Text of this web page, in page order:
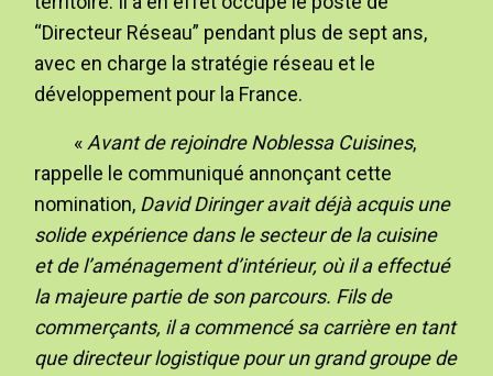
“Directeur Réseau” pendant plus de sept ans,
avec en charge la stratégie réseau et le
développement pour la France.
«Avant de rejoindre Noblessa Cuisines,
rappelle le communiqué annonçant cette
nomination, David Diringer avait déjà acquis une
solide expérience dans le secteur de la cuisine
et de l’aménagement d’intérieur, où il a effectué
la majeure partie de son parcours. Fils de
commerçants, il a commencé sa carrière en tant
que directeur logistique pour un grand groupe de